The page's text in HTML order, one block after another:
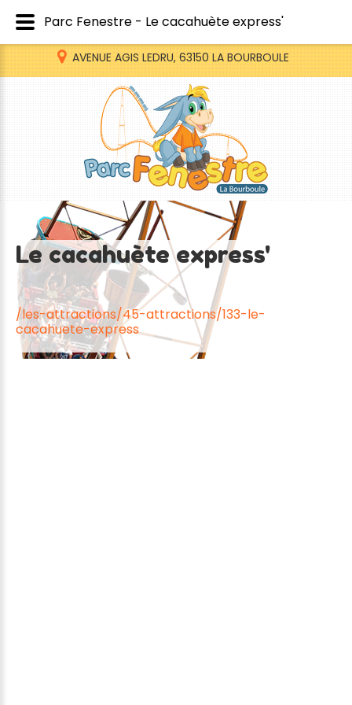
AVENUE AGIS LEDRU, 63150 LA BOURBOULE
Le cacahuète express'
/les-attractions/45-attractions/133-le-
cacahuete-express
Parc Fenestre - Le cacahuète express'